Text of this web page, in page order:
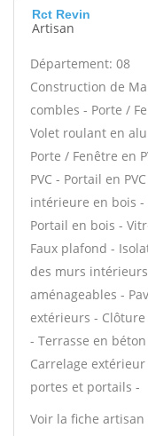
Rct Revin
Artisan
Département: 08
Construction de
combles - Porte /
Volet roulant en
Porte / Fenêtre en
PVC - Portail en
intérieure en bois
Portail en bois -
Faux plafond -
des murs
aménageables -
extérieurs - Clôture
- Terrasse en
Carrelage
portes et portails -
Voir la fiche artisan